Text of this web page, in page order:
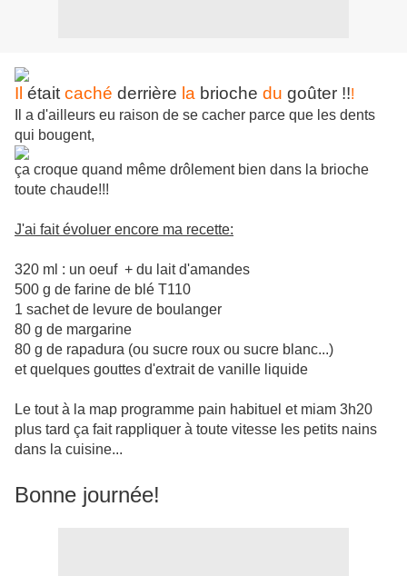
Il était caché derrière la brioche du goûter !!!
Il a d'ailleurs eu raison de se cacher parce que les dents
qui bougent,
ça croque quand même drôlement bien dans la brioche
toute chaude!!!
J'ai fait évoluer encore ma recette:
320 ml : un oeuf + du lait d'amandes
500 g de farine de blé T110
1 sachet de levure de boulanger
80 g de margarine
80 g de rapadura (ou sucre roux ou sucre blanc...)
et quelques gouttes d'extrait de vanille liquide
Le tout à la map programme pain habituel et miam 3h20
plus tard ça fait rappliquer à toute vitesse les petits nains
dans la cuisine...
Bonne journée!